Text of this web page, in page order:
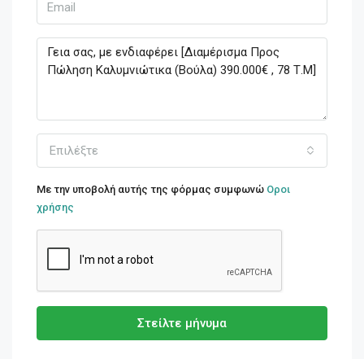
Επιλέξτε
Με την υποβολή αυτής της φόρμας συμφωνώ Οροι
χρήσης
Στείλτε μήνυμα